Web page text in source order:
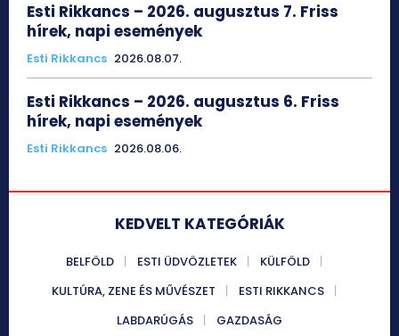
Esti Rikkancs – 2026. augusztus 7. Friss
hírek, napi események
Esti Rikkancs 2026.08.07.
Esti Rikkancs – 2026. augusztus 6. Friss
hírek, napi események
Esti Rikkancs 2026.08.06.
KEDVELT KATEGÓRIÁK
BELFÖLD ESTI ÜDVÖZLETEK
KÜLFÖLD
KULTÚRA, ZENE ÉS MŰVÉSZET
ESTI RIKKANCS
LABDARÚGÁS
GAZDASÁG